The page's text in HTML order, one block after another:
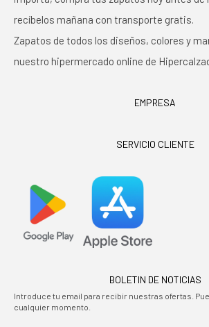
recíbelos mañana con transporte gratis.
Zapatos de todos los diseños, colores y
nuestro hipermercado online de
EMPRESA
SERVICIO CLIENTE
BOLETIN DE NOTICIAS
Introduce tu email para recibir nuestras ofertas.
cualquier momento.